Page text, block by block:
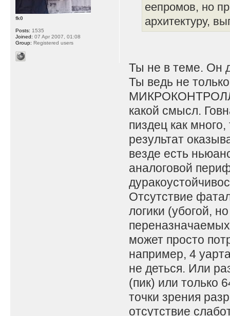
еепромов, но
архитектуру,
Ты не в теме. Он
Ты ведь не
какой смысл.
пиздец как
результат
везде есть
аналоговой
Отсутствие
логики (убогой,
может просто
например, 4
не деться. Или
(пик) или только
точки зрения
отсутствие
fk0
Posts: 1535
Joined: 07 Apr 2007, 01:08
Group: Registered users